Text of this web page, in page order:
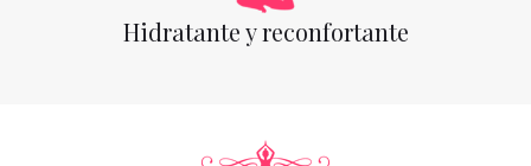
Hidratante y reconfortante